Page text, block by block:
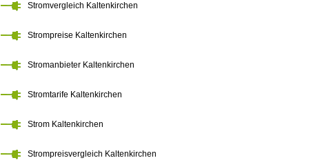
Stromvergleich Kaltenkirchen
Strompreise Kaltenkirchen
Stromanbieter Kaltenkirchen
Stromtarife Kaltenkirchen
Strom Kaltenkirchen
Strompreisvergleich Kaltenkirchen